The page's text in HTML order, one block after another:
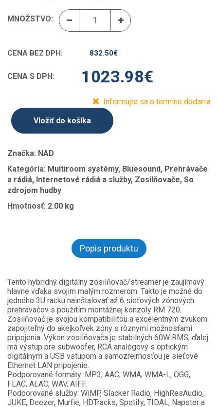
MNOŽSTVO:
CENA BEZ DPH: 832.50€
CENA S DPH: 1023.98€
Informujte sa o termíne dodania
Vložiť do košíka
Značka: NAD
Kategória: Multiroom systémy, Bluesound, Prehrávače
a rádiá, Internetové rádiá a služby, Zosilňovače, So
zdrojom hudby
Hmotnosť: 2.00 kg
Popis produktu
Tento hybridný digitálny zosilňovač/streamer je zaujímavý
hlavne vďaka svojim malým rozmerom. Takto je možné do
jedného 3U racku nainštalovať až 6 sieťových zónových
prehrávačov s použitím montážnej konzoly RM 720.
Zosilňovač je svojou kompatibilitou a excelentným zvukom
zapojiteľný do akejkoľvek zóny s rôznymi možnosťami
pripojenia. Výkon zosilňovača je stabilných 60W RMS, ďalej
má výstup pre subwoofer, RCA analógový s optickým
digitálnym a USB vstupom a samozrejmosťou je sieťové
Ethernet LAN pripojenie.
Podporované formáty: MP3, AAC, WMA, WMA-L, OGG,
FLAC, ALAC, WAV, AIFF.
Podporované služby: WiMP, Slacker Radio, HighResAudio,
JUKE, Deezer, Murfie, HDTracks, Spotify, TIDAL, Napster a